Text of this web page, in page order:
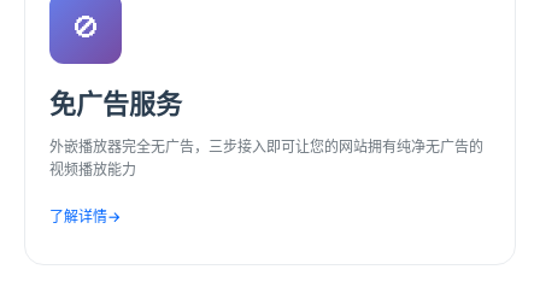
🚫
免广告服务
外嵌播放器完全无广告，三步接入即可让您的网站拥有纯净无广告的
视频播放能力
了解详情→